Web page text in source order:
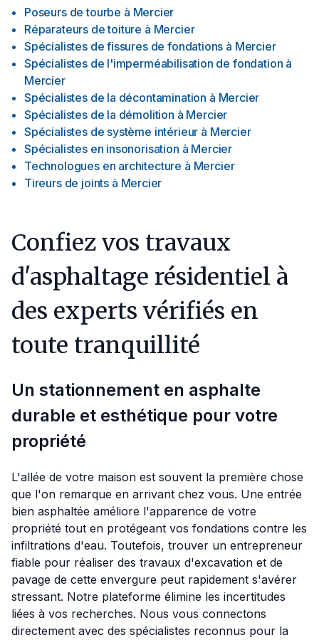
Poseurs de tourbe à Mercier
Réparateurs de toiture à Mercier
Spécialistes de fissures de fondations à Mercier
Spécialistes de l'imperméabilisation de fondation à
Mercier
Spécialistes de la décontamination à Mercier
Spécialistes de la démolition à Mercier
Spécialistes de système intérieur à Mercier
Spécialistes en insonorisation à Mercier
Technologues en architecture à Mercier
Tireurs de joints à Mercier
Confiez vos travaux
d'asphaltage résidentiel à
des experts vérifiés en
toute tranquillité
Un stationnement en asphalte
durable et esthétique pour votre
propriété
L'allée de votre maison est souvent la première chose
que l'on remarque en arrivant chez vous. Une entrée
bien asphaltée améliore l'apparence de votre
propriété tout en protégeant vos fondations contre les
infiltrations d'eau. Toutefois, trouver un entrepreneur
fiable pour réaliser des travaux d'excavation et de
pavage de cette envergure peut rapidement s'avérer
stressant. Notre plateforme élimine les incertitudes
liées à vos recherches. Nous vous connectons
directement avec des spécialistes reconnus pour la